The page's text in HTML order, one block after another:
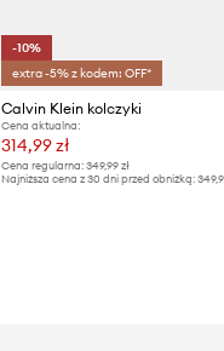
-10%
extra -5% z kodem: OFF*
Calvin Klein kolczyki
Cena aktualna:
314,99 zł
Cena regularna:349,99 zł
Najniższa cena z 30 dni przed obniżką: